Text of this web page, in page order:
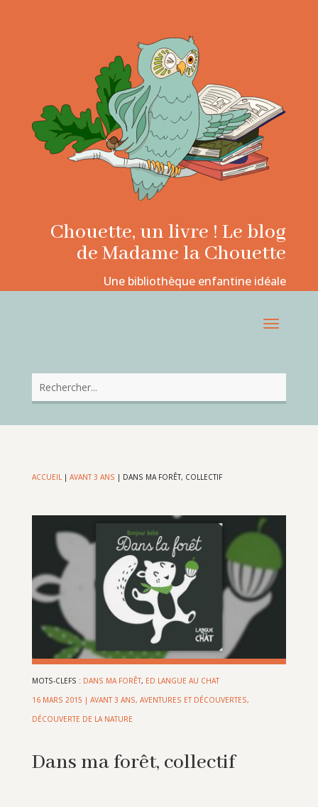
Chouette, un livre ! Le blog
de Madame la Chouette
Une bibliothèque enfantine idéale
ACCUEIL| AVANT 3 ANS | DANS MA FORÊT, COLLECTIF
MOTS-CLEFS : DANS MA FORÊT, ED LANGUE AU CHAT
16 MARS 2015 | AVANT 3 ANS, AVENTURES ET DÉCOUVERTES,
DÉCOUVERTE DE LA NATURE
Dans ma forêt, collectif